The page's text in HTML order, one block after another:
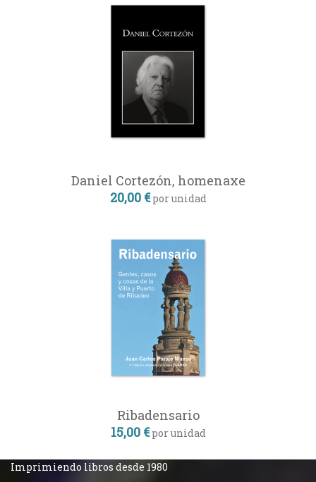
Daniel Cortezón, homenaxe
20,00 € por unidad
Ribadensario
15,00 € por unidad
Imprimiendo libros desde 1980